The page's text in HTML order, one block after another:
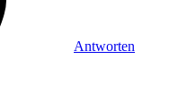
Antworten